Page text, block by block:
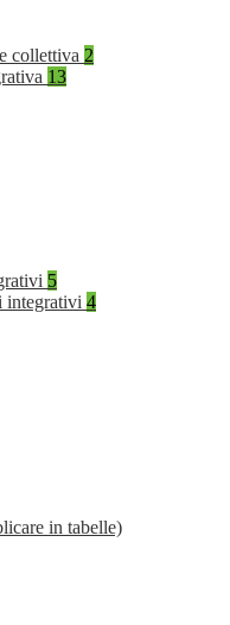
collettiva 2
13
5
integrativi 4
in tabelle)